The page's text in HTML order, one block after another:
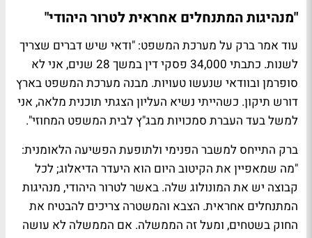
"מנהיגות המתנחלים אחראית לטרור היהודי"
עוד אמר ברק על מערכת המשפט: "ודאי שיש דברים שצריך
לשנות. כתבתי 34,000 פסקי דין במשך 28 שנים, אני לא
סופרמן ובוודאי שנעשו טעויות. מבנה מערכת המשפט בארץ
דורש תיקון. כשהייתי נשיא העליון הצגתי תוכנית מלאה, אני
למשל בעד העברת סמכויות מבג"ץ לבית המשפט המחוזי".
ברק התייחס למשבר הפנימי ולתופעת הפשיעה הלאומנית:
"מה שמאפיין את הקיטוב היום הוא היעדר הדיאלוג; לכל
קבוצה יש את המונולוג שלה. באשר לטרור היהודי, מנהיגות
המתנחלים אחראית. הצבא והמשטרה צריכים להבטיח את
החוק בשטחים, ומעל זה הממשלה. אם הממשלה לא עושה